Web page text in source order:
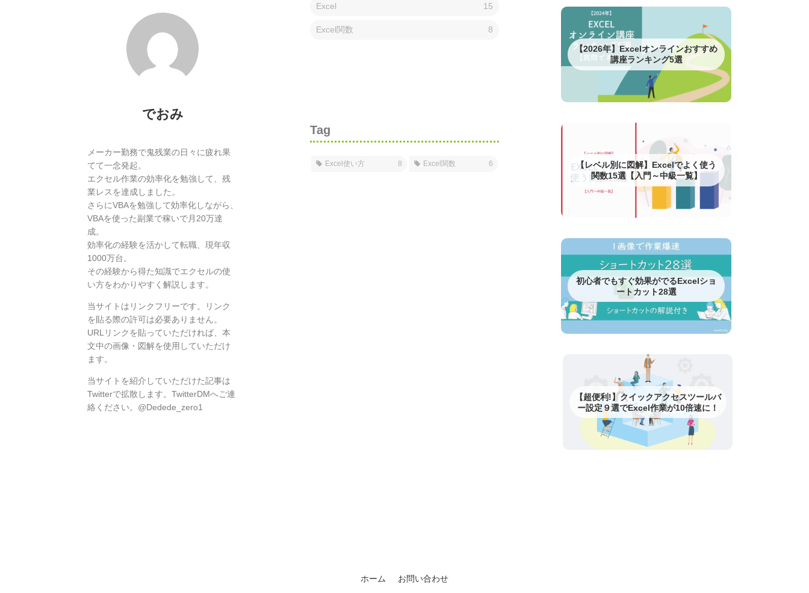
でおみ
メーカー勤務で鬼残業の日々に疲れ果
てて一念発起。
エクセル作業の効率化を勉強して、残
業レスを達成しました。
さらにVBAを勉強して効率化しながら、
VBAを使った副業で稼いで月20万達
成。
効率化の経験を活かして転職、現年収
1000万台。
その経験から得た知識でエクセルの使
い方をわかりやすく解説します。
当サイトはリンクフリーです。リンク
を貼る際の許可は必要ありません。
URLリンクを貼っていただければ、本
文中の画像・図解を使用していただけ
ます。
当サイトを紹介していただけた記事は
Twitterで拡散します。TwitterDMへご連
絡ください。@Dedede_zero1
Excel 15
Excel関数 8
Tag
Excel使い方 8 Excel関数 6
【2026年】Excelオンラインおすすめ
講座ランキング5選
【レベル別に図解】Excelでよく使う
関数15選【入門～中級一覧】
初心者でもすぐ効果がでるExcelショ
ートカット28選
【超便利!】クイックアクセスツールバ
ー設定９選でExcel作業が10倍速に！
ホーム お問い合わせ